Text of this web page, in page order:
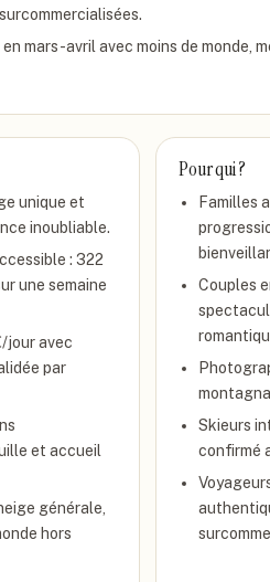
mars-avril avec moins de monde,
unique et
inoubliable.
: 322
une semaine
jour avec
par
et accueil
générale,
hors
Pour qui ?
Familles
Couples
Skieurs
confirmé